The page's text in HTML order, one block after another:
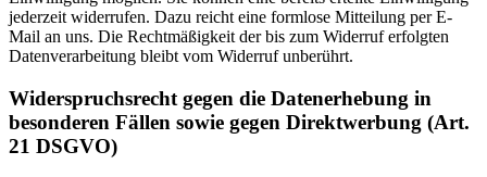
jederzeit widerrufen. Dazu reicht eine formlose Mitteilung per E-
Mail an uns. Die Rechtmäßigkeit der bis zum Widerruf erfolgten
Datenverarbeitung bleibt vom Widerruf unberührt.
Wider­spruchsrecht gegen die Datenerhebung in
besonderen Fällen sowie gegen Direkt­werbung (Art.
21 DSGVO)